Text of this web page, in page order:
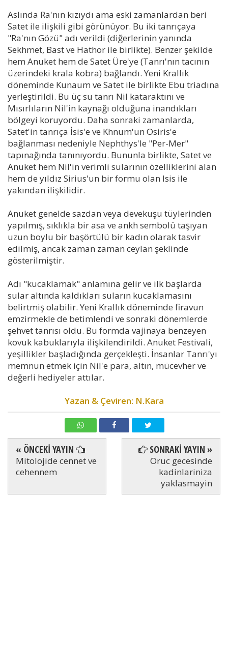
Aslında Ra'nın kızıydı ama eski zamanlardan beri
Satet ile ilişkili gibi görünüyor. Bu iki tanrıçaya
"Ra'nın Gözü" adı verildi (diğerlerinin yanında
Sekhmet, Bast ve Hathor ile birlikte). Benzer şekilde
hem Anuket hem de Satet Üre'ye (Tanrı'nın tacının
üzerindeki krala kobra) bağlandı. Yeni Krallık
döneminde Kunaum ve Satet ile birlikte Ebu triadına
yerleştirildi. Bu üç su tanrı Nil kataraktını ve
Mısırlıların Nil'in kaynağı olduğuna inandıkları
bölgeyi koruyordu. Daha sonraki zamanlarda,
Satet'in tanrıça İsis'e ve Khnum'un Osiris'e
bağlanması nedeniyle Nephthys'le "Per-Mer"
tapınağında tanınıyordu. Bununla birlikte, Satet ve
Anuket hem Nil'in verimli sularının özelliklerini alan
hem de yıldız Sirius'un bir formu olan Isis ile
yakından ilişkilidir.
Anuket genelde sazdan veya devekuşu tüylerinden
yapılmış, sıklıkla bir asa ve ankh sembolü taşıyan
uzun boylu bir başörtülü bir kadın olarak tasvir
edilmiş, ancak zaman zaman ceylan şeklinde
gösterilmiştir.
Adı "kucaklamak" anlamına gelir ve ilk başlarda
sular altında kaldıkları suların kucaklamasını
belirtmiş olabilir. Yeni Krallık döneminde firavun
emzirmekle de betimlendi ve sonraki dönemlerde
şehvet tanrısı oldu. Bu formda vajinaya benzeyen
kovuk kabuklarıyla ilişkilendirildi. Anuket Festivali,
yeşillikler başladığında gerçekleşti. İnsanlar Tanrı'yı
memnun etmek için Nil'e para, altın, mücevher ve
değerli hediyeler attılar.
Yazan & Çeviren: N.Kara
« ÖNCEKİ YAYIN
Mitolojide cennet ve
cehennem
SONRAKİ YAYIN »
Oruc gecesinde
kadinlariniza
yaklasmayin